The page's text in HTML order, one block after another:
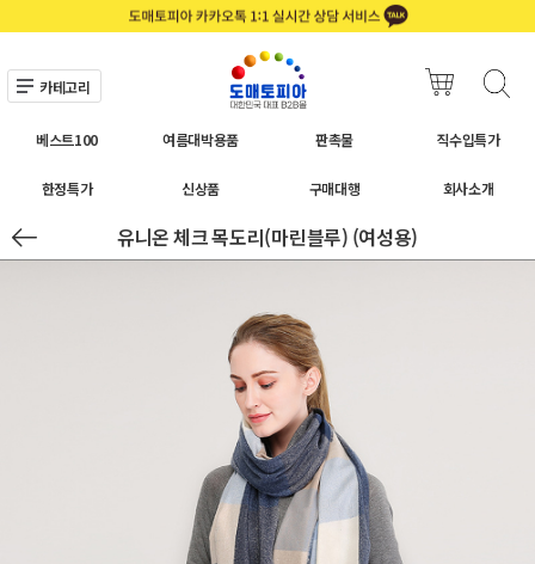
카테고리
베스트100 여름대박용품 판촉물 직수입특가
한정특가 신상품 구매대행 회사소개
유니온 체크 목도리(마린블루) (여성용)